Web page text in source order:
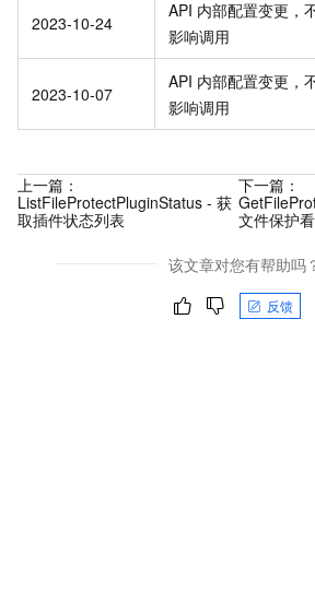
2023-10-24
API 内部配置变更，
影响调用
2023-10-07
API 内部配置变更，
影响调用
上一篇：
ListFileProtectPluginStatus - 获
取插件状态列表
下一篇：
文件保护
该文章对您有帮助吗
反馈